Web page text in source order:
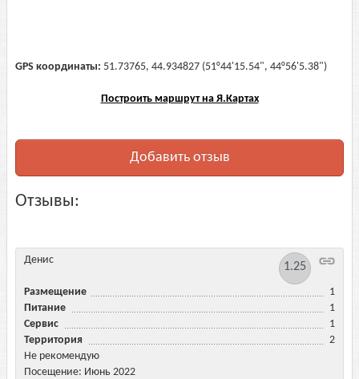
GPS координаты: 51.73765, 44.934827 (51°44'15.54", 44°56'5.38")
Построить маршрут на Я.Картах
Добавить отзыв
Отзывы:
Денис
1.25
Размещение
1
Питание
1
Сервис
1
Территория
2
Не рекомендую
Посещение: Июнь 2022